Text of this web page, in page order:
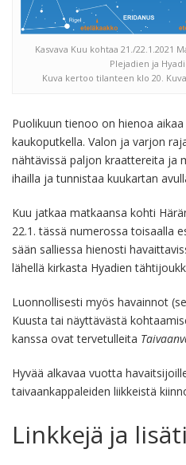
Kasvava Kuu kohtaa 21./22.1.2021
Plejadien ja
Kuva kertoo tilanteen klo 20.
Puolikuun tienoo on hienoa
kaukoputkella. Valon ja varjon
nähtävissä paljon kraattereita ja
ihailla ja tunnistaa kuukartan
Kuu jatkaa matkaansa kohti
22.1. tässä numerossa toisaalla
sään salliessa hienosti
lähellä kirkasta Hyadien
Luonnollisesti myös havainnot
Kuusta tai näyttävästä
kanssa ovat tervetulleita
Hyvää alkavaa vuotta
taivaankappaleiden liikkeistä
Linkkejä ja